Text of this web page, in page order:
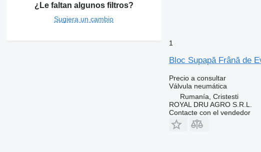
¿Le faltan algunos filtros?
Sugiera un cambio
1
Bloc Supapă Frână de
Precio a consultar
Válvula neumática
Rumanía, Cristesti
ROYAL DRU AGRO S.R.L.
Contacte con el vendedor